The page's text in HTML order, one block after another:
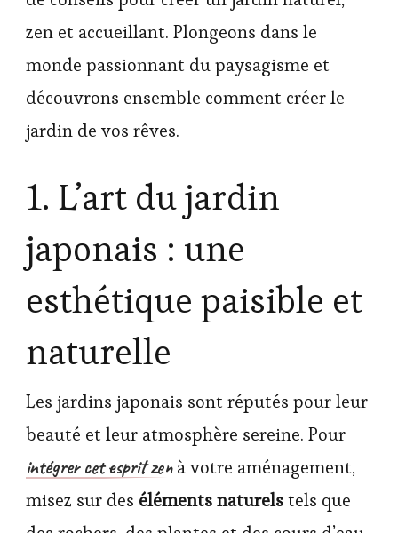
zen et accueillant. Plongeons dans le
monde passionnant du paysagisme et
découvrons ensemble comment créer le
jardin de vos rêves.
1. L’art du jardin
japonais : une
esthétique paisible et
naturelle
Les jardins japonais sont réputés pour leur
beauté et leur atmosphère sereine. Pour
intégrer cet esprit zenà votre aménagement,
misez sur des éléments naturelstels que